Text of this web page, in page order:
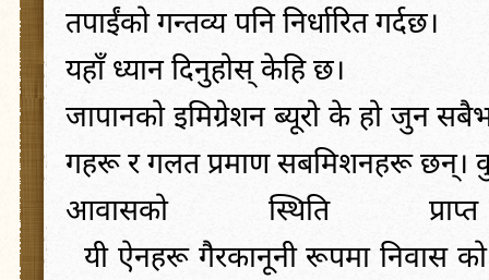
तपाईंको गन्तव्य पनि निर्धारित गर्दछ।
यहाँ ध्यान दिनुहोस् केहि छ।
जापानको इमिग्रेशन ब्यूरो के हो जुन
गहरू र गलत प्रमाण सबमिशनहरू छन्।
आवासको
स्थिति
प्राप्त
यी ऐनहरू गैरकानूनी रूपमा निवास को